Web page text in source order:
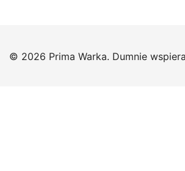
© 2026 Prima Warka. Dumnie